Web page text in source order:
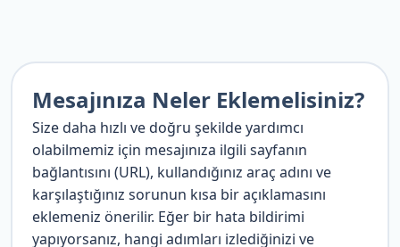
Mesajınıza Neler Eklemelisiniz?
Size daha hızlı ve doğru şekilde yardımcı
olabilmemiz için mesajınıza ilgili sayfanın
bağlantısını (URL), kullandığınız araç adını ve
karşılaştığınız sorunun kısa bir açıklamasını
eklemeniz önerilir. Eğer bir hata bildirimi
yapıyorsanız, hangi adımları izlediğinizi ve